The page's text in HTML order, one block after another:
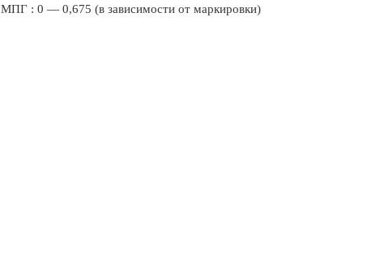
МПГ : 0 — 0,675 (в зависимости от маркировки)